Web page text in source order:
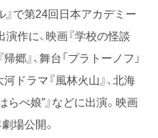
』で第24回日本アカデミー
作に、映画『学校の怪談
郷』、舞台「プラトーノフ」
ドラマ『風林火山』、北海
らぺ娘”』などに出演。映画
場公開。